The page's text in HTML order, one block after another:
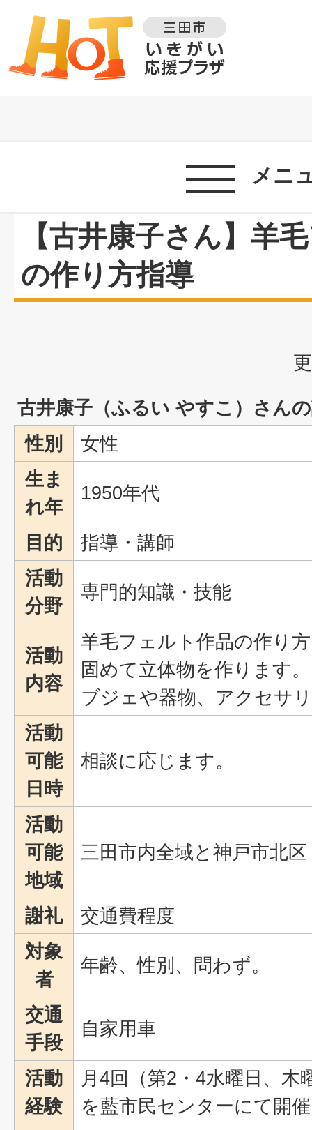
メニ
【古井康子さん】羊
の作り方指導
古井康子（ふるい やすこ）さん
性別
女性
生ま
れ年
1950年代
目的
指導・講師
活動
分野
専門的知識・技能
活動
内容
羊毛フェルト作品の作り
固めて立体物を作ります
ブジェや器物、アクセサ
活動
可能
日時
相談に応じます。
活動
可能
地域
三田市内全域と神戸市北区
謝礼
交通費程度
対象
者
年齢、性別、問わず。
交通
手段
自家用車
活動
経験
月4回（第2・4水曜日、
を藍市民センターにて開催